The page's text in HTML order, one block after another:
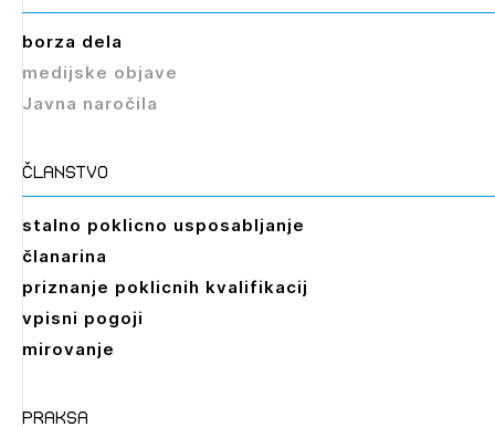
borza dela
medijske objave
Javna naročila
članstvo
stalno poklicno usposabljanje
članarina
priznanje poklicnih kvalifikacij
vpisni pogoji
mirovanje
praksa